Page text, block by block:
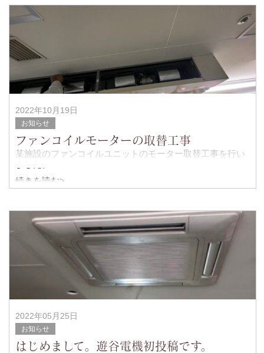
2022年10月19日
お知らせ
ファンコイルモーターの取替工事
某施設のファンコイルユニットのモーター取替工事を行い
正面から見てこちら側、
えを行います。
モーターは両方交換が必須とのことで後ろから側
続きを読む>
2022年05月25日
お知らせ
はじめまして。遊谷電機初投稿です。